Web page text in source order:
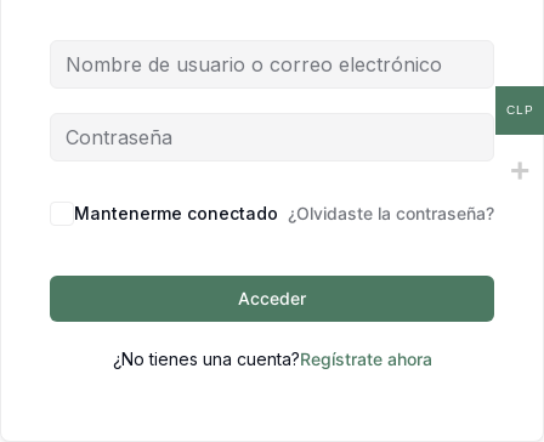
Mantenerme conectado ¿Olvidaste la contraseña?
Acceder
¿No tienes una cuenta?Regístrate ahora
CLP